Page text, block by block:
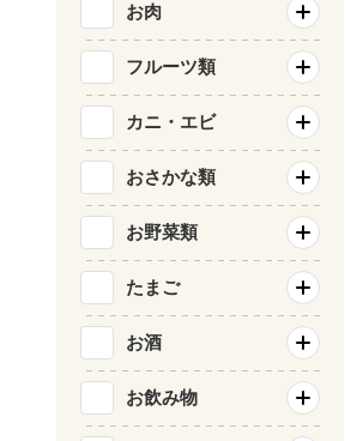
お肉
フルーツ類
カニ・エビ
おさかな類
お野菜類
たまご
お酒
お飲み物